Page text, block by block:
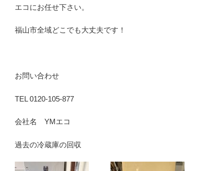
エコにお任せ下さい。
福山市全域どこでも大丈夫です！
お問い合わせ
TEL 0120-105-877
会社名 YMエコ
過去の冷蔵庫の回収